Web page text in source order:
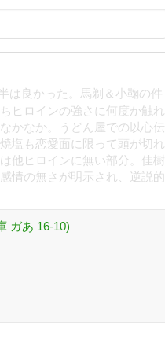
は良かった。馬剃＆小鞠の件
ヒロインの強さに何度か触れ
かなか。うどん屋での以心伝
塩も恋愛面に限って頭が切れ
他ヒロインに無い部分。佳樹
情の無さが明示され、逆説的
ガあ 16-10)